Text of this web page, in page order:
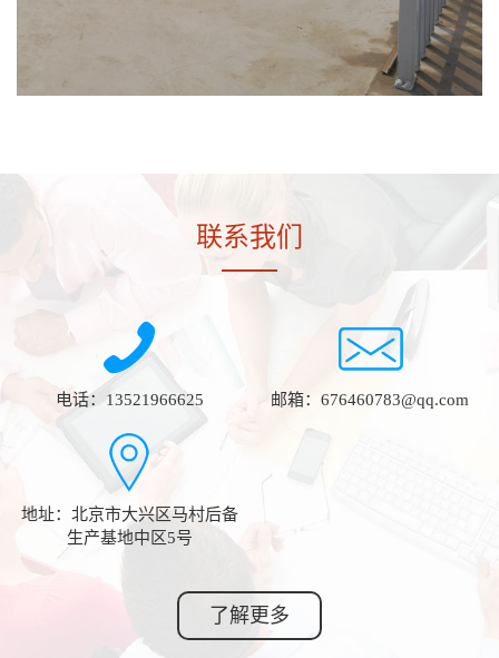
联系我们
电话：13521966625 邮箱：676460783@qq.com
地址：北京市大兴区马村后备
生产基地中区5号
了解更多